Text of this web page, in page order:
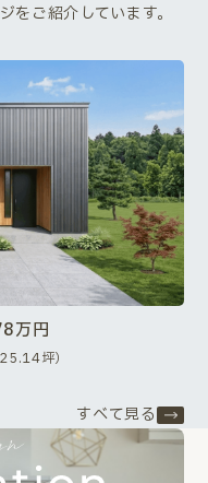
をご紹介しています。
万円
坪）
すべて見る